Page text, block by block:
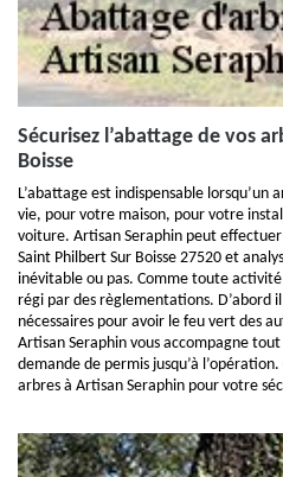
Sécurisez l’abattage de vos
Boisse
L’abattage est indispensable
vie, pour votre maison, pour votre
voiture. Artisan Seraphin peut effectuer
Saint Philbert Sur Boisse 27520 et
inévitable ou pas. Comme toute
régi par des règlementations. D’abord
nécessaires pour avoir le feu vert des
Artisan Seraphin vous accompagne
demande de permis jusqu’à
arbres à Artisan Seraphin pour votre